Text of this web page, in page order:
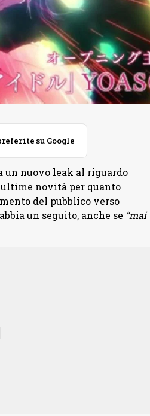
su Google
un nuovo leak al riguardo
ultime novità per quanto
del pubblico verso
un seguito, anche se “mai